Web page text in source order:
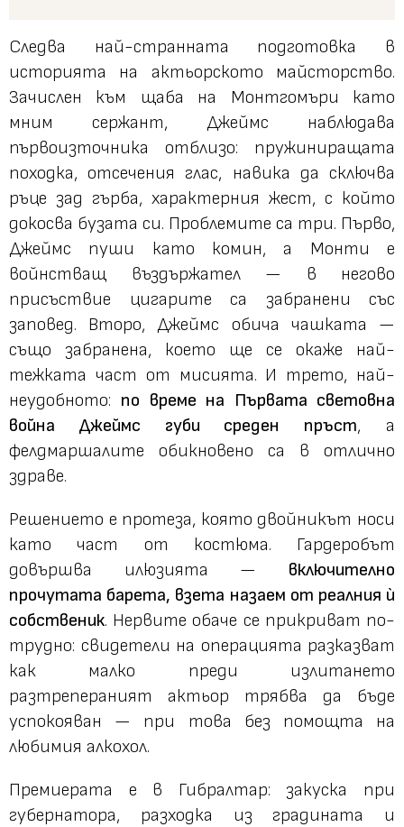
Следва най-странната подготовка в
историята на актьорското майсторство.
Зачислен към щаба на Монтгомъри като
мним сержант, Джеймс наблюдава
първоизточника отблизо: пружиниращата
походка, отсечения глас, навика да сключва
ръце зад гърба, характерния жест, с който
докосва бузата си. Проблемите са три. Първо,
Джеймс пуши като комин, а Монти е
войнстващ въздържател — в негово
присъствие цигарите са забранени със
заповед. Второ, Джеймс обича чашката —
също забранена, което ще се окаже най-
тежката част от мисията. И трето, най-
неудобното:по време на Първата световна
война Джеймс губи среден пръст, а
фелдмаршалите обикновено са в отлично
здраве.
Решението е протеза, която двойникът носи
като част от костюма. Гардеробът
довършва илюзията — включително
прочутата барета, взета назаем от реалния ѝ
собственик. Нервите обаче се прикриват по-
трудно: свидетели на операцията разказват
как малко преди излитането
разтрепераният актьор трябва да бъде
успокояван — при това без помощта на
любимия алкохол.
Премиерата е в Гибралтар: закуска при
губернатора, разходка из градината и